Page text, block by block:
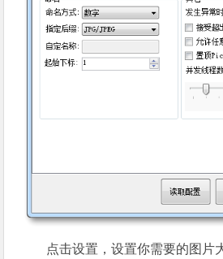
点击设置，设置你需要的图片